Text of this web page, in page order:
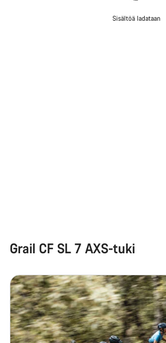
Sisältöä ladataan
Grail CF SL 7 AXS-tuki